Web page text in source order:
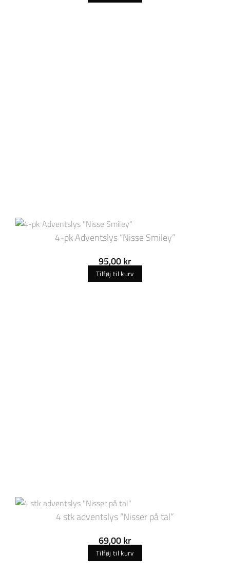
4-pk Adventslys “Nisse Smiley”
95,00kr
Tilføj til kurv
4 stk adventslys “Nisser på tal”
69,00kr
Tilføj til kurv